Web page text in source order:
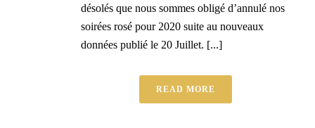
désolés que nous sommes obligé d’annulé nos
soirées rosé pour 2020 suite au nouveaux
données publié le 20 Juillet. [...]
READ MORE